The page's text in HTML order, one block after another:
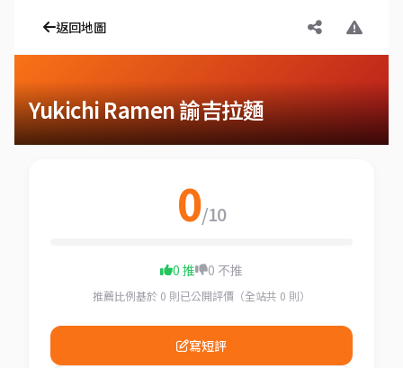
返回地圖
Yukichi Ramen 諭吉拉麵
0/10
0 推 0 不推
推薦比例基於 0 則已公開評價（全站共 0 則）
寫短評